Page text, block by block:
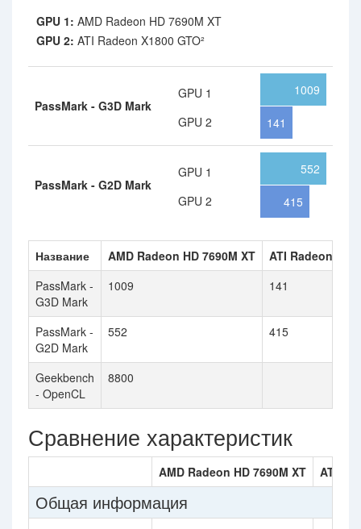
GPU 1: AMD Radeon HD 7690M XT
GPU 2: ATI Radeon X1800 GTO²
PassMark - G3D Mark
GPU 1
GPU 2
1009
141
PassMark - G2D Mark
GPU 1
GPU 2
552
415
Название AMD Radeon HD 7690M XT
ATI Radeon
PassMark -
G3D Mark
1009 141
PassMark -
G2D Mark
552 415
Geekbench
- OpenCL
8800
Сравнение характеристик
AMD Radeon HD 7690M XT ATI
Общая информация